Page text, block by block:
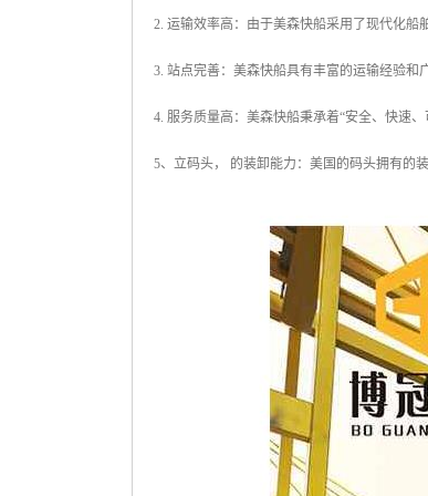
2. 运输效率高：由于美森快船采用了现代化船
3. 站点完善：美森快船具有丰富的运输经验和
4. 服务质量高：美森快船秉承着“安全、快速
5、立码头， 的装卸能力：美国的码头拥有的